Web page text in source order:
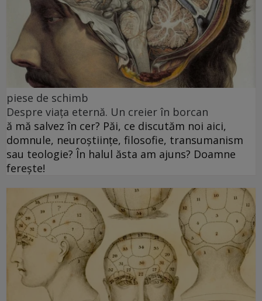
piese de schimb
Despre viața eternă. Un creier în borcan
ă mă salvez în cer? Păi, ce discutăm noi aici,
domnule, neuroștiințe, filosofie, transumanism
sau teologie? În halul ăsta am ajuns? Doamne
ferește!